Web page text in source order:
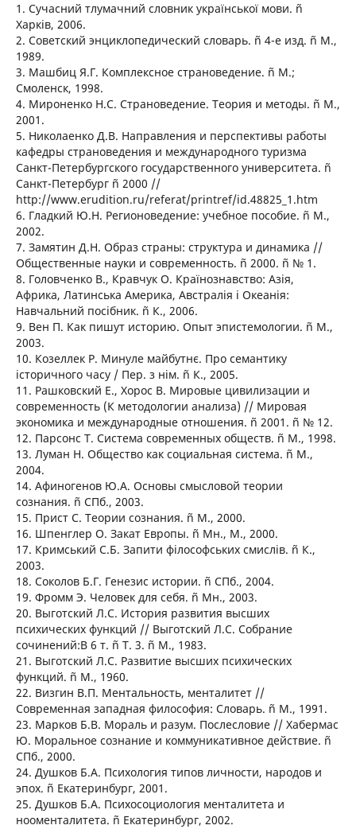
1. Сучасний тлумачний словник української мови. ñ
Харків, 2006.
2. Советский энциклопедический словарь. ñ 4-е изд. ñ М.,
1989.
3. Машбиц Я.Г. Комплексное страноведение. ñ М.;
Смоленск, 1998.
4. Мироненко Н.С. Страноведение. Теория и методы. ñ М.,
2001.
5. Николаенко Д.В. Направления и перспективы работы
кафедры страноведения и международного туризма
Санкт-Петербургского государственного университета. ñ
Санкт-Петербург ñ 2000 //
http://www.erudition.ru/referat/printref/id.48825_1.htm
6. Гладкий Ю.Н. Регионоведение: учебное пособие. ñ М.,
2002.
7. Замятин Д.Н. Образ страны: структура и динамика //
Общественные науки и современность. ñ 2000. ñ № 1.
8. Головченко В., Кравчук О. Країнознавство: Азія,
Африка, Латинська Америка, Австралія і Океанія:
Навчальний посібник. ñ К., 2006.
9. Вен П. Как пишут историю. Опыт эпистемологии. ñ М.,
2003.
10. Козеллек Р. Минуле майбутнє. Про семантику
історичного часу / Пер. з нім. ñ К., 2005.
11. Рашковский Е., Хорос В. Мировые цивилизации и
современность (К методологии анализа) // Мировая
экономика и международные отношения. ñ 2001. ñ № 12.
12. Парсонс Т. Система современных обществ. ñ М., 1998.
13. Луман Н. Общество как социальная система. ñ М.,
2004.
14. Афиногенов Ю.А. Основы смысловой теории
сознания. ñ СПб., 2003.
15. Прист С. Теории сознания. ñ М., 2000.
16. Шпенглер О. Закат Европы. ñ Мн., М., 2000.
17. Кримський С.Б. Запити філософських смислів. ñ К.,
2003.
18. Соколов Б.Г. Генезис истории. ñ СПб., 2004.
19. Фромм Э. Человек для себя. ñ Мн., 2003.
20. Выготский Л.С. История развития высших
психических функций // Выготский Л.С. Собрание
сочинений:В 6 т. ñ Т. 3. ñ М., 1983.
21. Выготский Л.С. Развитие высших психических
функций. ñ М., 1960.
22. Визгин В.П. Ментальность, менталитет //
Современная западная философия: Словарь. ñ М., 1991.
23. Марков Б.В. Мораль и разум. Послесловие // Хабермас
Ю. Моральное сознание и коммуникативное действие. ñ
СПб., 2000.
24. Душков Б.А. Психология типов личности, народов и
эпох. ñ Екатеринбург, 2001.
25. Душков Б.А. Психосоциология менталитета и
нооменталитета. ñ Екатеринбург, 2002.